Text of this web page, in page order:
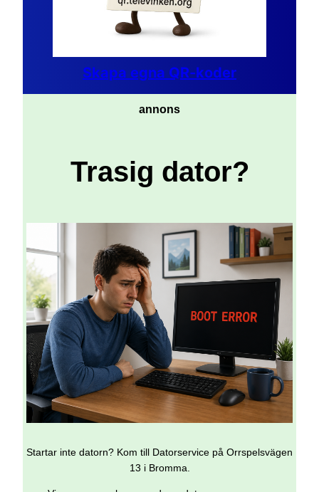
Skapa egna QR-koder
annons
Trasig dator?
Startar inte datorn? Kom till Datorservice på Orrspelsvägen
13 i Bromma.